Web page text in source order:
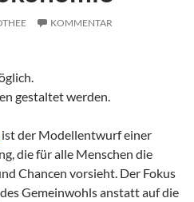
KOMMENTAR
gestaltet werden.
ist der Modellentwurf einer
die für alle Menschen die
Chancen vorsieht. Der Fokus
Gemeinwohls anstatt auf die